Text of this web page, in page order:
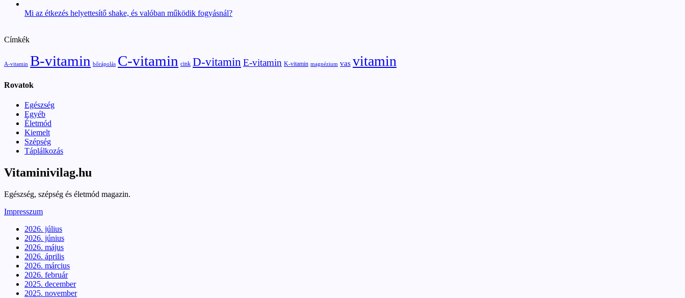
Mi az étkezés helyettesítő shake, és valóban működik fogyásnál?
Címkék
A-vitamin B-vitamin bőrápolás C-vitamin cink D-vitamin E-vitamin K-vitamin magnézium vas vitamin
Rovatok
Egészség
Egyéb
Életmód
Kiemelt
Szépség
Táplálkozás
Vitaminivilag.hu
Egészség, szépség és életmód magazin.
Impresszum
2026. július
2026. június
2026. május
2026. április
2026. március
2026. február
2025. december
2025. november